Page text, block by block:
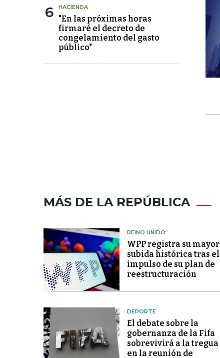
6 HACIENDA
"En las próximas horas
firmaré el decreto de
congelamiento del gasto
público"
MÁS DE LA REPÚBLICA
REINO UNIDO
WPP registra su mayor
subida histórica tras el
impulso de su plan de
reestructuración
DEPORTE
El debate sobre la
gobernanza de la Fifa
sobrevivirá a la tregua
en la reunión de